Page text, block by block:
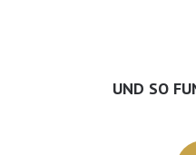
UND SO